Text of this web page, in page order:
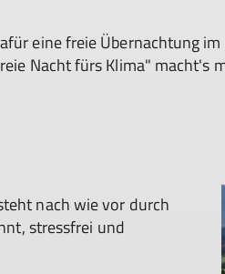
eine freie Übernachtung
Nacht fürs Klima" macht's
nach wie vor durch
stressfrei und